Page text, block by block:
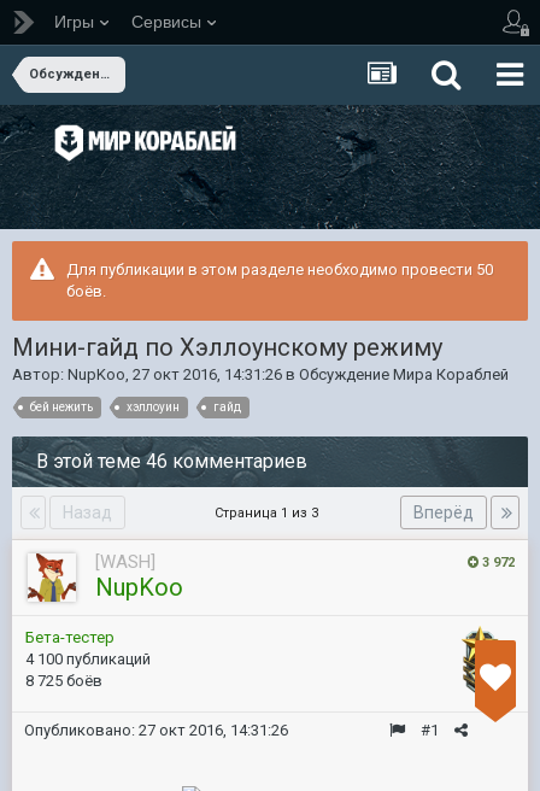
Игры Сервисы
Обсуждение Мира Кораблей
Для публикации в этом разделе необходимо провести 50
боёв.
Мини-гайд по Хэллоунскому режиму
Автор: NupKoo, 27 окт 2016, 14:31:26 в Обсуждение Мира Кораблей
бей нежить хэллоуин гайд
В этой теме 46 комментариев
Назад Вперёд
Страница 1 из 3
3 972
[WASH]
NupKoo
Бета-тестер
4 100 публикаций
8 725 боёв
#1
Опубликовано: 27 окт 2016, 14:31:26